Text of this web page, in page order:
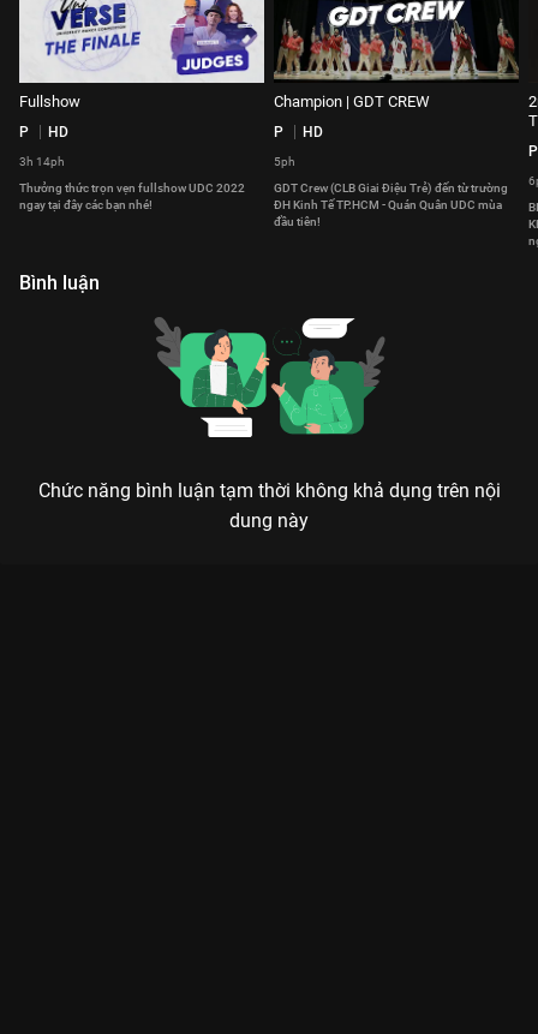
Fullshow
P HD
3h 14ph
Thưởng thức trọn vẹn fullshow UDC 2022
ngay tại đây các bạn nhé!
Champion | GDT CREW
P HD
5ph
GDT Crew (CLB Giai Điệu Trẻ) đến từ trường
ĐH Kinh Tế TP.HCM - Quán Quân UDC mùa
đầu tiên!
P
Bình luận
Chức năng bình luận tạm thời không khả dụng trên nội
dung này